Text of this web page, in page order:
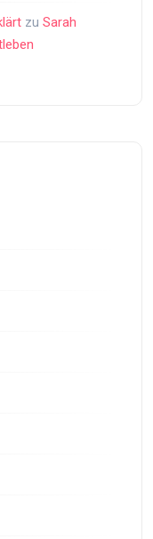
zu Sarah